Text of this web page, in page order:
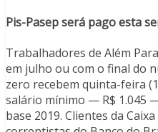
Pis-Pasep será pago esta
Trabalhadores de Além
em julho ou com o final do
zero recebem quinta-feira
salário mínimo — R$ 1.045
base 2019. Clientes da